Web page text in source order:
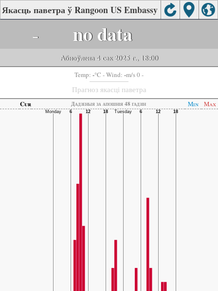
Якасць паветра ў Rangoon US Embassy
- no data
Абноўлена 4 сак 2025 г., 18:00
Temp: -°C - Wind: -m/s 0 -
Прагноз якасці паветра
Cur Дадзеныя за апошнія 48 гадзін Min Max